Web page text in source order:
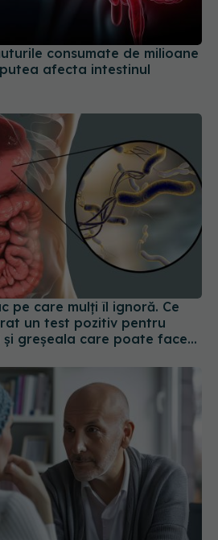
consumate de milioane
afecta intestinul
pe care mulți îl ignoră. Ce
un test pozitiv pentru
greșeala care poate face
dificil